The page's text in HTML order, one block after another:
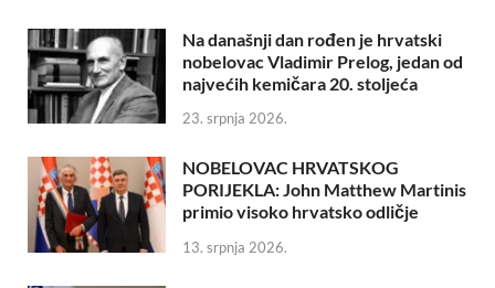
Na današnji dan rođen je hrvatski
nobelovac Vladimir Prelog, jedan od
najvećih kemičara 20. stoljeća
23. srpnja 2026.
NOBELOVAC HRVATSKOG
PORIJEKLA: John Matthew Martinis
primio visoko hrvatsko odličje
13. srpnja 2026.